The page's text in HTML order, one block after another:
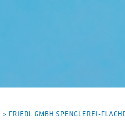
> FRIEDL GMBH SPENGLEREI-